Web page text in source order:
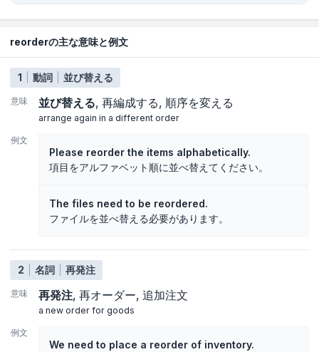
reorderの主な意味と例文
1 動詞 並び替える
意味 並び替える 再編成する 順序を変える
arrange again in a different order
例文
Please reorder the items alphabetically.
項目をアルファベット順に並べ替えてください。
The files need to be reordered.
ファイルを並べ替える必要があります。
2 名詞 再発注
意味 再発注 再オーダー 追加注文
a new order for goods
例文
We need to place a reorder of inventory.